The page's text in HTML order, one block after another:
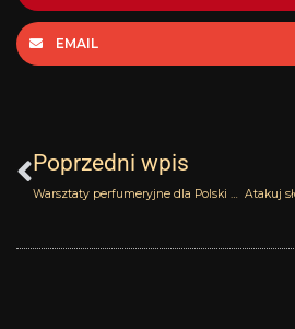
EMAIL
Poprzedni wpis